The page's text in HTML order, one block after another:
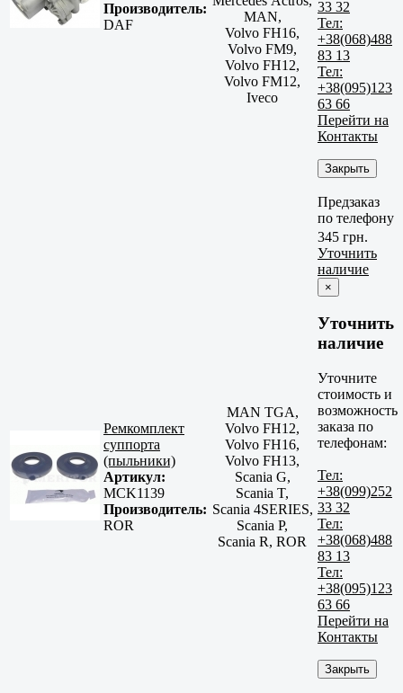
Производитель:
DAF
MAN,
Volvo FH16,
Volvo FM9,
Volvo FH12,
Volvo FM12,
Iveco
33 32
Тел:
+38(068)488
83 13
Тел:
+38(095)123
63 66
Перейти на
Контакты
Закрыть
Предзаказ
по телефону
Ремкомплект
суппорта
(пыльники)
Артикул:
MCK1139
Производитель:
ROR
MAN TGA,
Volvo FH12,
Volvo FH16,
Volvo FH13,
Scania G,
Scania T,
Scania 4SERIES,
Scania P,
Scania R, ROR
345 грн.
Уточнить
наличие
×
Уточнить
наличие
Уточните
стоимость и
возможность
заказа по
телефонам:
Тел:
+38(099)252
33 32
Тел:
+38(068)488
83 13
Тел:
+38(095)123
63 66
Перейти на
Контакты
Закрыть